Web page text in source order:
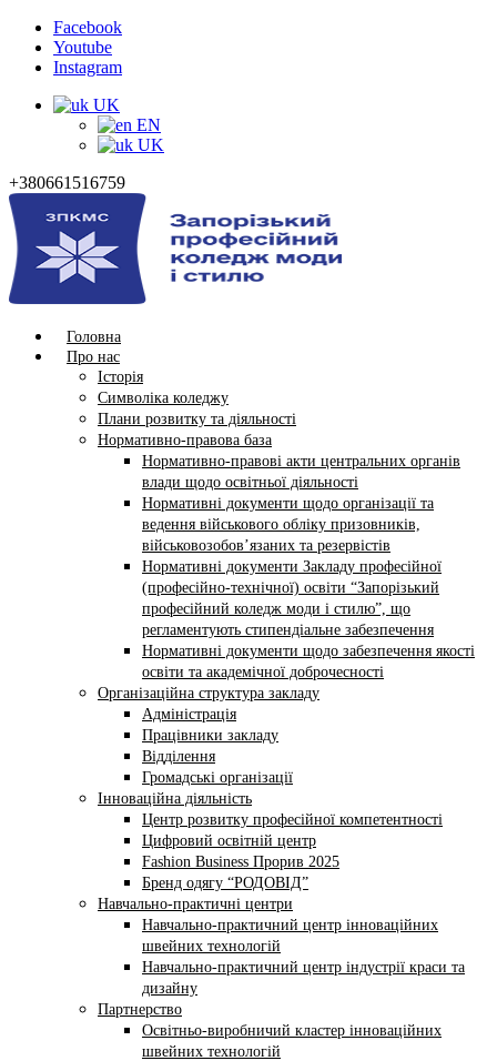
Facebook
Youtube
Instagram
UK
EN
UK
+380661516759
Головна
Про нас
Історія
Символіка коледжу
Плани розвитку та діяльності
Нормативно-правова база
Нормативно-правові акти центральних органів
влади щодо освітньої діяльності
Нормативні документи щодо організації та
ведення військового обліку призовників,
військовозобов’язаних та резервістів
Нормативні документи Закладу професійної
(професійно-технічної) освіти “Запорізький
професійний коледж моди і стилю”, що
регламентують стипендіальне забезпечення
Нормативні документи щодо забезпечення якості
освіти та академічної доброчесності
Організаційна структура закладу
Адміністрація
Працівники закладу
Відділення
Громадські організації
Інноваційна діяльність
Центр розвитку професійної компетентності
Цифровий освітній центр
Fashion Business Прорив 2025
Бренд одягу “РОДОВІД”
Навчально-практичні центри
Навчально-практичний центр інноваційних
швейних технологій
Навчально-практичний центр індустрії краси та
дизайну
Партнерство
Освітньо-виробничий кластер інноваційних
швейних технологій